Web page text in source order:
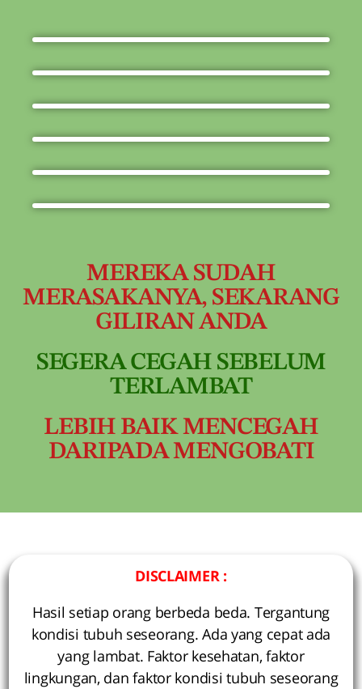
MEREKA SUDAH
MERASAKANYA, SEKARANG
GILIRAN ANDA
SEGERA CEGAH SEBELUM
TERLAMBAT
LEBIH BAIK MENCEGAH
DARIPADA MENGOBATI
DISCLAIMER :
Hasil setiap orang berbeda beda. Tergantung
kondisi tubuh seseorang. Ada yang cepat ada
yang lambat. Faktor kesehatan, faktor
lingkungan, dan faktor kondisi tubuh seseorang